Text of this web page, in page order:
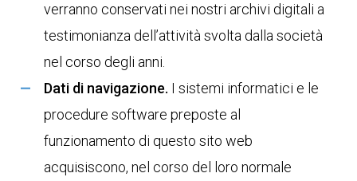
verranno conservati nei nostri archivi digitali a
testimonianza dell’attività svolta dalla società
nel corso degli anni.
Dati di navigazione. I sistemi informatici e le
procedure software preposte al
funzionamento di questo sito web
acquisiscono, nel corso del loro normale